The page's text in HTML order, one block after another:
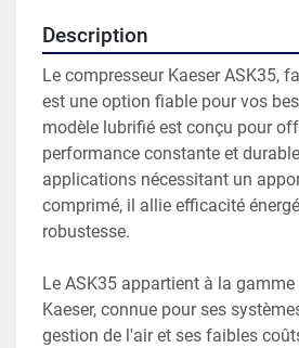
Description
Le compresseur Kaeser ASK35,
est une option fiable pour vos
modèle lubrifié est conçu pour
performance constante et
applications nécessitant un
comprimé, il allie efficacité
robustesse.
Le ASK35 appartient à la
Kaeser, connue pour ses
gestion de l'air et ses faibles